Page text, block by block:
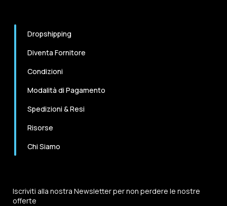
Dropshipping
Diventa Fornitore
Condizioni
Modalità di Pagamento
Spedizioni & Resi
Risorse
Chi Siamo
Iscriviti alla nostra Newsletter per non perdere le nostre
offerte